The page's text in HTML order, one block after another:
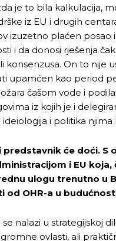
priču da
da vam se zahvalimo
Vašu priču da živi,
id=”7463”]
priču da
da vam se zahvalimo
Vašu priču da živi,
id=”7463”]
je to bila kalkulacija,
iz EU i drugih
izuzetno plaćen posao
i da donosi rješenja
konsenzusa. On to nije
upamćen kao period
čašom vode i
iz kojih je i
i politika njima
predstavnik će doći. S
i EU koja,
ulogu trenutno u
od OHR-a u
se nalazi u strategijskoj
ovlasti, ali